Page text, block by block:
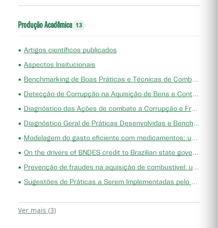
Produção Acadêmica 13
• Artigos científicos publicados
• Aspectos Insitucionais
• Benchmarking de Boas Práticas e Técnicas de Combate e Prevenção de Riscos e Corrupção em Âmbito Nacional e Internacional
• Detecção de Corrupção na Aquisição de Bens e Contratação de Serviços pelos Municípios Cearenses
• Diagnóstico das Ações de combate a Corrupção e Fraudes Desenvolvidas no TCE-CE
• Diagnóstico Geral de Práticas Desenvolvidas e Benchmarking
• Modelagem do gasto eficiente com medicamentos: um estudo de caso para o estado do Ceará: 2006 a 2019
• On the drivers of BNDES credit to Brazilian state governments
• Prevenção de fraudes na aquisição de combustível: um estudo de caso no estado do Ceará
• Sugestões de Práticas a Serem Implementadas pelo TCE-CE
Ver mais (3)